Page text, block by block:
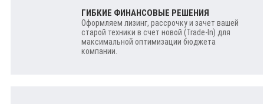
ГИБКИЕ ФИНАНСОВЫЕ РЕШЕНИЯ
Оформляем лизинг, рассрочку и зачет вашей
старой техники в счет новой (Trade-In) для
максимальной оптимизации бюджета
компании.